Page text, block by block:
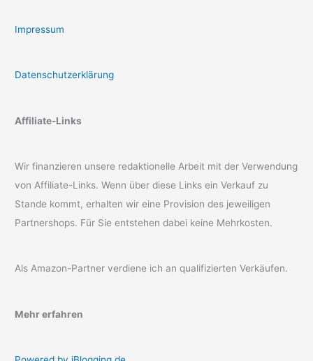
Impressum
Datenschutzerklärung
Affiliate-Links
Wir finanzieren unsere redaktionelle Arbeit mit der Verwendung
von Affiliate-Links. Wenn über diese Links ein Verkauf zu
Stande kommt, erhalten wir eine Provision des jeweiligen
Partnershops. Für Sie entstehen dabei keine Mehrkosten.
Als Amazon-Partner verdiene ich an qualifizierten Verkäufen.
Mehr erfahren